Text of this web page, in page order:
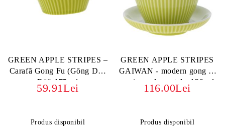
GREEN APPLE STRIPES –
Carafă Gong Fu (Gōng Dào
Bēi) 175 ml
59.91Lei
Produs disponibil
GREEN APPLE STRIPES
GAIWAN - modern gong fu
- gaiwan de portelan130 ml
116.00Lei
Produs disponibil